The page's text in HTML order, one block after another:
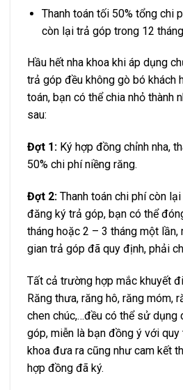
Thanh toán tối 50% tổng chi
còn lại trả góp trong 12
Hầu hết nha khoa khi áp dụng
trả góp đều không gò bó khách
toán, bạn có thể chia nhỏ thành
sau:
Đợt 1: Ký hợp đồng chỉnh nha,
50% chi phí niềng răng.
Đợt 2: Thanh toán chi phí còn
đăng ký trả góp, bạn có thể
tháng hoặc 2 – 3 tháng một lần,
gian trả góp đã quy định, phải
Tất cả trường hợp mắc khuyết
Răng thưa, răng hô, răng móm,
chen chúc,…đều có thể sử dụng
góp, miễn là bạn đồng ý với quy
khoa đưa ra cũng như cam kết
hợp đồng đã ký.